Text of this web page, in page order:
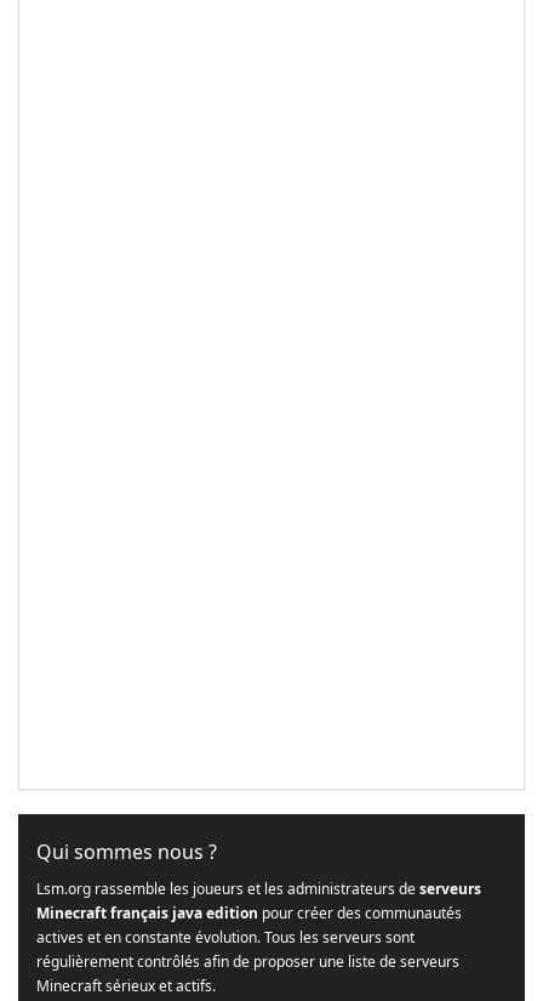
Qui sommes nous ?
Lsm.org rassemble les joueurs et les administrateurs deserveurs
Minecraft français java edition pour créer des communautés
actives et en constante évolution. Tous les serveurs sont
régulièrement contrôlés afin de proposer une liste de serveurs
Minecraft sérieux et actifs.